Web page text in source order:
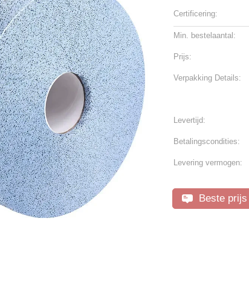
Certificering:
Min. bestelaantal:
Prijs:
Verpakking Details:
Levertijd:
Betalingscondities:
Levering vermogen:
Beste prijs